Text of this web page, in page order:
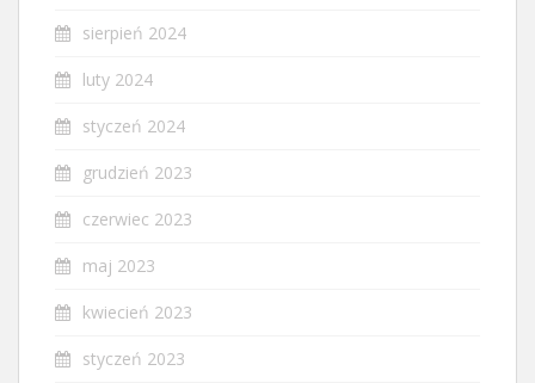
sierpień 2024
luty 2024
styczeń 2024
grudzień 2023
czerwiec 2023
maj 2023
kwiecień 2023
styczeń 2023